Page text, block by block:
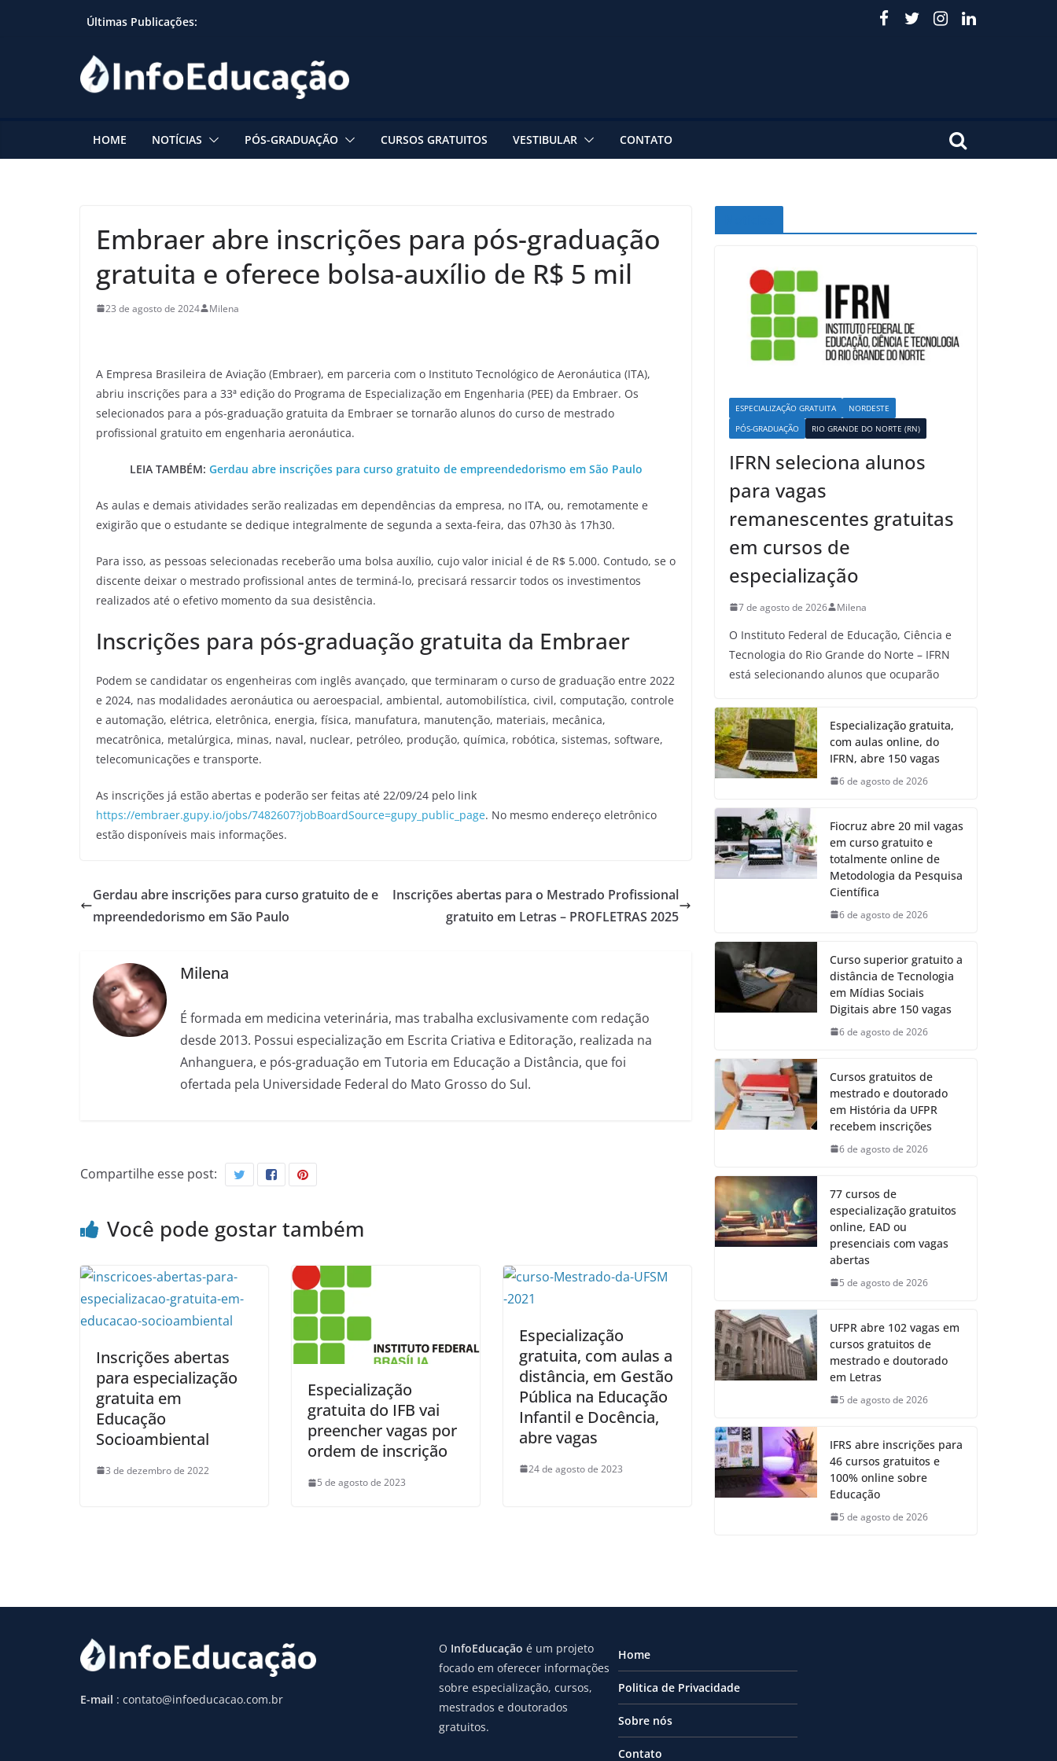
Últimas Publicações:
HOME NOTÍCIAS PÓS-GRADUAÇÃO CURSOS GRATUITOS VESTIBULAR CONTATO
Embraer abre inscrições para pós-graduação
gratuita e oferece bolsa-auxílio de R$ 5 mil
23 de agosto de 2024 Milena
A Empresa Brasileira de Aviação (Embraer), em parceria com o Instituto Tecnológico de Aeronáutica (ITA),
abriu inscrições para a 33ª edição do Programa de Especialização em Engenharia (PEE) da Embraer. Os
selecionados para a pós-graduação gratuita da Embraer se tornarão alunos do curso de mestrado
profissional gratuito em engenharia aeronáutica.
LEIA TAMBÉM: Gerdau abre inscrições para curso gratuito de empreendedorismo em São Paulo
As aulas e demais atividades serão realizadas em dependências da empresa, no ITA, ou, remotamente e
exigirão que o estudante se dedique integralmente de segunda a sexta-feira, das 07h30 às 17h30.
Para isso, as pessoas selecionadas receberão uma bolsa auxílio, cujo valor inicial é de R$ 5.000. Contudo, se o
discente deixar o mestrado profissional antes de terminá-lo, precisará ressarcir todos os investimentos
realizados até o efetivo momento da sua desistência.
Inscrições para pós-graduação gratuita da Embraer
Podem se candidatar os engenheiras com inglês avançado, que terminaram o curso de graduação entre 2022
e 2024, nas modalidades aeronáutica ou aeroespacial, ambiental, automobilística, civil, computação, controle
e automação, elétrica, eletrônica, energia, física, manufatura, manutenção, materiais, mecânica,
mecatrônica, metalúrgica, minas, naval, nuclear, petróleo, produção, química, robótica, sistemas, software,
telecomunicações e transporte.
As inscrições já estão abertas e poderão ser feitas até 22/09/24 pelo link
https://embraer.gupy.io/jobs/7482607?jobBoardSource=gupy_public_page. No mesmo endereço eletrônico
estão disponíveis mais informações.
Gerdau abre inscrições para curso gratuito de e
mpreendedorismo em São Paulo
Inscrições abertas para o Mestrado Profissional
gratuito em Letras – PROFLETRAS 2025
Milena
É formada em medicina veterinária, mas trabalha exclusivamente com redação
desde 2013. Possui especialização em Escrita Criativa e Editoração, realizada na
Anhanguera, e pós-graduação em Tutoria em Educação a Distância, que foi
ofertada pela Universidade Federal do Mato Grosso do Sul.
Compartilhe esse post:
Você pode gostar também
Inscrições abertas
para especialização
gratuita em
Educação
Socioambiental
3 de dezembro de 2022
Especialização
gratuita do IFB vai
preencher vagas por
ordem de inscrição
5 de agosto de 2023
Especialização
gratuita, com aulas a
distância, em Gestão
Pública na Educação
Infantil e Docência,
abre vagas
24 de agosto de 2023
ESPECIALIZAÇÃO GRATUITA
NORDESTE
PÓS-GRADUAÇÃO
RIO GRANDE DO NORTE (RN)
IFRN seleciona alunos
para vagas
remanescentes gratuitas
em cursos de
especialização
7 de agosto de 2026 Milena
O Instituto Federal de Educação, Ciência e
Tecnologia do Rio Grande do Norte – IFRN
está selecionando alunos que ocuparão
Especialização gratuita,
com aulas online, do
IFRN, abre 150 vagas
6 de agosto de 2026
Fiocruz abre 20 mil vagas
em curso gratuito e
totalmente online de
Metodologia da Pesquisa
Científica
6 de agosto de 2026
Curso superior gratuito a
distância de Tecnologia
em Mídias Sociais
Digitais abre 150 vagas
6 de agosto de 2026
Cursos gratuitos de
mestrado e doutorado
em História da UFPR
recebem inscrições
6 de agosto de 2026
77 cursos de
especialização gratuitos
online, EAD ou
presenciais com vagas
abertas
5 de agosto de 2026
UFPR abre 102 vagas em
cursos gratuitos de
mestrado e doutorado
em Letras
5 de agosto de 2026
IFRS abre inscrições para
46 cursos gratuitos e
100% online sobre
Educação
5 de agosto de 2026
E-mail : contato@infoeducacao.com.br
O InfoEducação é um projeto
focado em oferecer informações
sobre especialização, cursos,
mestrados e doutorados
gratuitos.
Home
Politica de Privacidade
Sobre nós
Contato